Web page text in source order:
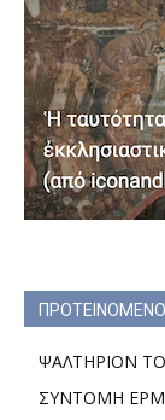
ΨΑΛΤΗΡΙΟΝ
ΣΥΝΤΟΜΗ